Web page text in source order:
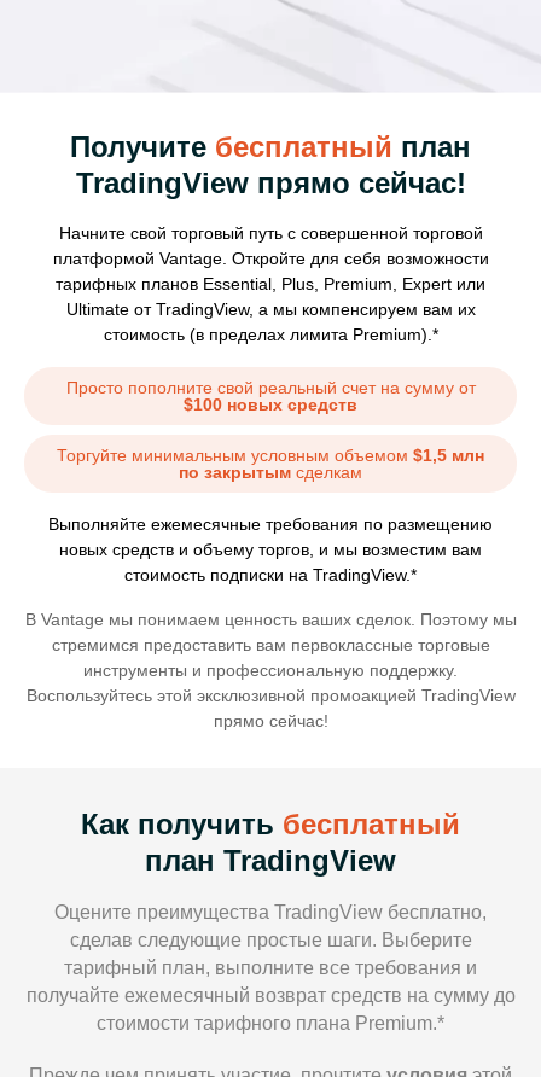
Получите бесплатный план
TradingView прямо сейчас!
Начните свой торговый путь с совершенной торговой
платформой Vantage. Откройте для себя возможности
тарифных планов Essential, Plus, Premium, Expert или
Ultimate от TradingView, а мы компенсируем вам их
стоимость (в пределах лимита Premium).*
Просто пополните свой реальный счет на сумму от
$100 новых средств
Торгуйте минимальным условным объемом $1,5 млн
по закрытым сделкам
Выполняйте ежемесячные требования по размещению
новых средств и объему торгов, и мы возместим вам
стоимость подписки на TradingView.*
В Vantage мы понимаем ценность ваших сделок. Поэтому мы
стремимся предоставить вам первоклассные торговые
инструменты и профессиональную поддержку.
Воспользуйтесь этой эксклюзивной промоакцией TradingView
прямо сейчас!
Как получить бесплатный
план TradingView
Оцените преимущества TradingView бесплатно,
сделав следующие простые шаги. Выберите
тарифный план, выполните все требования и
получайте ежемесячный возврат средств на сумму до
стоимости тарифного плана Premium.*